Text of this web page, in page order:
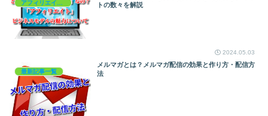
トの数々を解説
2024.05.03
最新記事一覧
メルマガとは？メルマガ配信の効果と作り方・配信方
法